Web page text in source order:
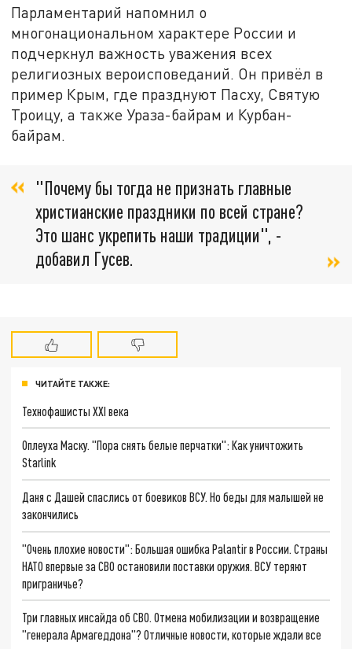
Парламентарий напомнил о
многонациональном характере России и
подчеркнул важность уважения всех
религиозных вероисповеданий. Он привёл в
пример Крым, где празднуют Пасху, Святую
Троицу, а также Ураза-байрам и Курбан-
байрам.
"Почему бы тогда не признать главные
христианские праздники по всей стране?
Это шанс укрепить наши традиции", -
добавил Гусев.
ЧИТАЙТЕ ТАКЖЕ:
Технофашисты XXI века
Оплеуха Маску. "Пора снять белые перчатки": Как уничтожить
Starlink
Даня с Дашей спаслись от боевиков ВСУ. Но беды для малышей не
закончились
"Очень плохие новости": Большая ошибка Palantir в России. Страны
НАТО впервые за СВО остановили поставки оружия. ВСУ теряют
приграничье?
Три главных инсайда об СВО. Отмена мобилизации и возвращение
"генерала Армагеддона"? Отличные новости, которые ждали все